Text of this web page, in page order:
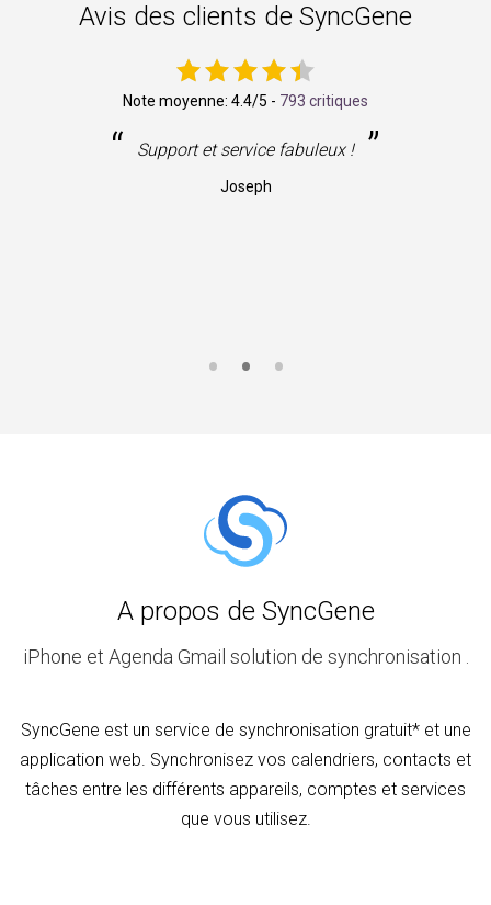
Avis des clients de SyncGene
Note moyenne: 4.4/5 - 793 critiques
“ Support et service fabuleux ! ”
Joseph
A propos de SyncGene
iPhone et Agenda Gmail solution de synchronisation .
SyncGene est un service de synchronisation gratuit* et une
application web. Synchronisez vos calendriers, contacts et
tâches entre les différents appareils, comptes et services
que vous utilisez.